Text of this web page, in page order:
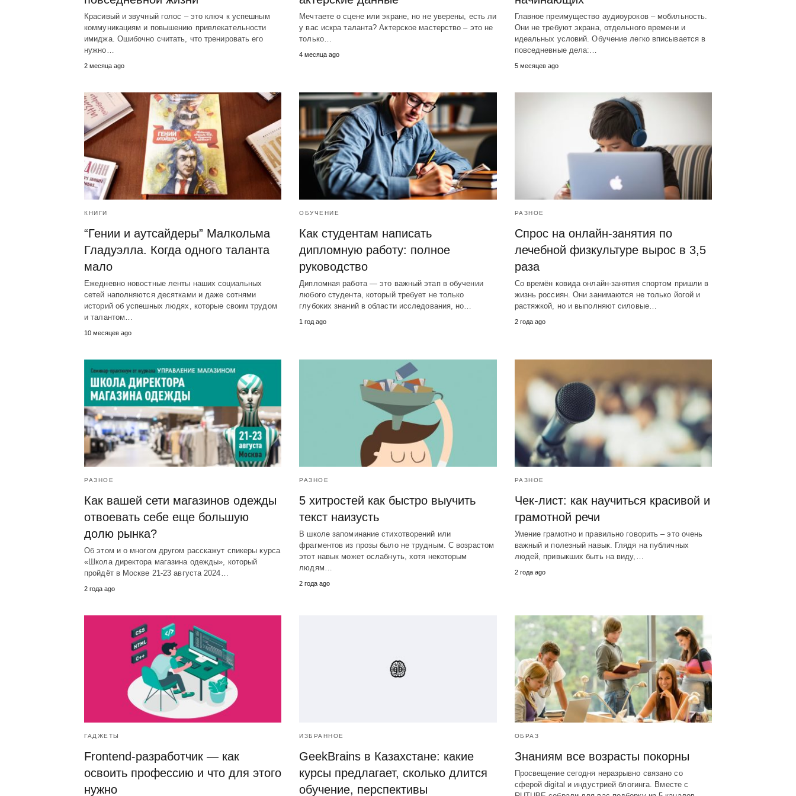
Красивый и звучный голос – это ключ к успешным
коммуникациям и повышению привлекательности
имиджа. Ошибочно считать, что тренировать его
нужно…
2 месяца ago
Мечтаете о сцене или экране, но не уверены, есть ли
у вас искра таланта? Актерское мастерство – это не
только…
4 месяца ago
Главное преимущество аудиоуроков – мобильность.
Они не требуют экрана, отдельного времени и
идеальных условий. Обучение легко вписывается в
повседневные дела:…
5 месяцев ago
КНИГИ
“Гении и аутсайдеры” Малкольма
Гладуэлла. Когда одного таланта
мало
Ежедневно новостные ленты наших социальных
сетей наполняются десятками и даже сотнями
историй об успешных людях, которые своим трудом
и талантом…
10 месяцев ago
ОБУЧЕНИЕ
Как студентам написать
дипломную работу: полное
руководство
Дипломная работа — это важный этап в обучении
любого студента, который требует не только
глубоких знаний в области исследования, но…
1 год ago
РАЗНОЕ
Спрос на онлайн-занятия по
лечебной физкультуре вырос в 3,5
раза
Со времён ковида онлайн-занятия спортом пришли в
жизнь россиян. Они занимаются не только йогой и
растяжкой, но и выполняют силовые…
2 года ago
РАЗНОЕ
Как вашей сети магазинов одежды
отвоевать себе еще большую
долю рынка?
Об этом и о многом другом расскажут спикеры курса
«Школа директора магазина одежды», который
пройдёт в Москве 21-23 августа 2024…
2 года ago
РАЗНОЕ
5 хитростей как быстро выучить
текст наизусть
В школе запоминание стихотворений или
фрагментов из прозы было не трудным. С возрастом
этот навык может ослабнуть, хотя некоторым
людям…
2 года ago
РАЗНОЕ
Чек-лист: как научиться красивой и
грамотной речи
Умение грамотно и правильно говорить – это очень
важный и полезный навык. Глядя на публичных
людей, привыкших быть на виду,…
2 года ago
ГАДЖЕТЫ
Frontend-разработчик — как
освоить профессию и что для этого
нужно
ИЗБРАННОЕ
GeekBrains в Казахстане: какие
курсы предлагает, сколько длится
обучение, перспективы
ОБРАЗ
Знаниям все возрасты покорны
Просвещение сегодня неразрывно связано со
сферой digital и индустрией блогинга. Вместе с